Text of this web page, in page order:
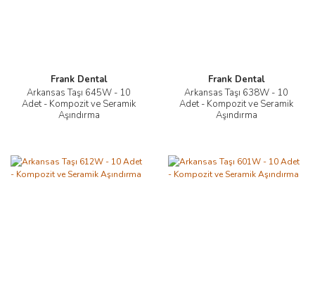
Frank Dental
Arkansas Taşı 645W - 10
Adet - Kompozit ve Seramik
Aşındırma
Frank Dental
Arkansas Taşı 638W - 10
Adet - Kompozit ve Seramik
Aşındırma